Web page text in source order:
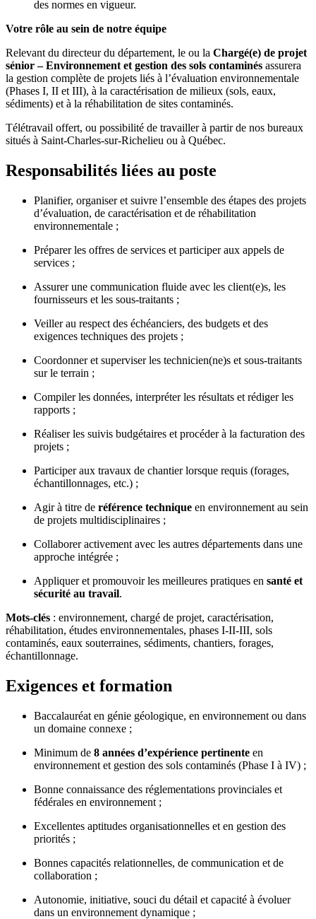
des normes en vigueur.
Votre rôle au sein de notre équipe
Relevant du directeur du département, le ou la Chargé(e) de projet
sénior – Environnement et gestion des sols contaminés assurera
la gestion complète de projets liés à l’évaluation environnementale
(Phases I, II et III), à la caractérisation de milieux (sols, eaux,
sédiments) et à la réhabilitation de sites contaminés.
Télétravail offert, ou possibilité de travailler à partir de nos bureaux
situés à Saint-Charles-sur-Richelieu ou à Québec.
Responsabilités liées au poste
Planifier, organiser et suivre l’ensemble des étapes des projets
d’évaluation, de caractérisation et de réhabilitation
environnementale ;
Préparer les offres de services et participer aux appels de
services ;
Assurer une communication fluide avec les client(e)s, les
fournisseurs et les sous-traitants ;
Veiller au respect des échéanciers, des budgets et des
exigences techniques des projets ;
Coordonner et superviser les technicien(ne)s et sous-traitants
sur le terrain ;
Compiler les données, interpréter les résultats et rédiger les
rapports ;
Réaliser les suivis budgétaires et procéder à la facturation des
projets ;
Participer aux travaux de chantier lorsque requis (forages,
échantillonnages, etc.) ;
Agir à titre de référence technique en environnement au sein
de projets multidisciplinaires ;
Collaborer activement avec les autres départements dans une
approche intégrée ;
Appliquer et promouvoir les meilleures pratiques en santé et
sécurité au travail.
Mots-clés : environnement, chargé de projet, caractérisation,
réhabilitation, études environnementales, phases I-II-III, sols
contaminés, eaux souterraines, sédiments, chantiers, forages,
échantillonnage.
Exigences et formation
Baccalauréat en génie géologique, en environnement ou dans
un domaine connexe ;
Minimum de 8 années d’expérience pertinente en
environnement et gestion des sols contaminés (Phase I à IV) ;
Bonne connaissance des réglementations provinciales et
fédérales en environnement ;
Excellentes aptitudes organisationnelles et en gestion des
priorités ;
Bonnes capacités relationnelles, de communication et de
collaboration ;
Autonomie, initiative, souci du détail et capacité à évoluer
dans un environnement dynamique ;